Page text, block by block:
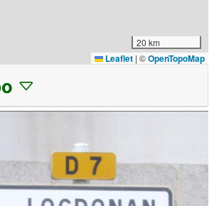
20 km
Leaflet | ©OpenTopoMap